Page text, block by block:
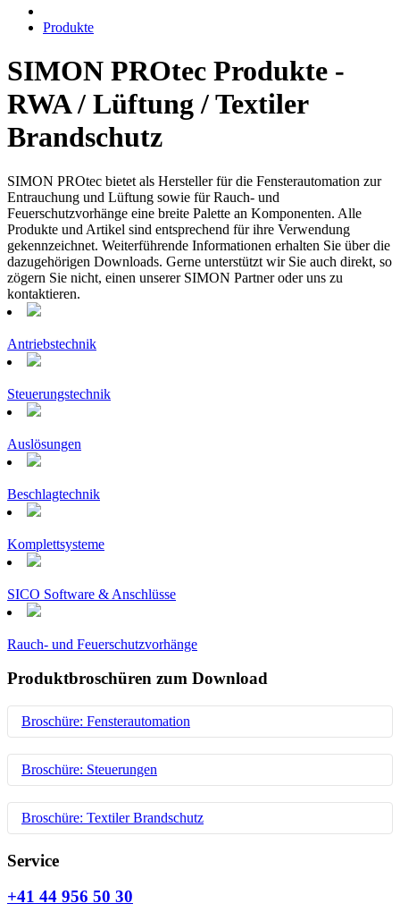
Produkte
SIMON PROtec Produkte -
RWA / Lüftung / Textiler
Brandschutz
SIMON PROtec bietet als Hersteller für die Fensterautomation zur
Entrauchung und Lüftung sowie für Rauch- und
Feuerschutzvorhänge eine breite Palette an Komponenten. Alle
Produkte und Artikel sind entsprechend für ihre Verwendung
gekennzeichnet. Weiterführende Informationen erhalten Sie über die
dazugehörigen Downloads. Gerne unterstützt wir Sie auch direkt, so
zögern Sie nicht, einen unserer SIMON Partner oder uns zu
kontaktieren.
Antriebstechnik
Steuerungstechnik
Auslösungen
Beschlagtechnik
Komplettsysteme
SICO Software & Anschlüsse
Rauch- und Feuerschutzvorhänge
Produktbroschüren zum Download
Broschüre: Fensterautomation
Erfahren Sie auf nur wenigen Seiten den vollen Überblick über
die Antriebs- und Beschlagtechnik der SIMON PROtec. Pro
Produkt gibt es eine genaue Darstellung über die Einsatz- und
Leistungsfähigkeit der jeweiligen Varianten. Drucken Sie sich
die passenden Seiten aus oder fordern Sie ein Printexemplar bei
uns an.
Download: Fensterautomation (PDF)
Broschüre: Steuerungen
Steuerungstechnik für RWA Rauchabzug und Kontrollierte
Natürliche Lüftung. Neben den Steuerungen als Zentraleinheit
ist auch ein Überblick über die verschiedenen Eingabegeräte
z.B. Handansteuereinrichtung, Rauchmelder, Lüftertaster
vorhanden.
Download: Steuerungstechnik (PDF)
Broschüre: Textiler Brandschutz
Rauch- und Feuerschutzvorhänge - Überblick über die
verschiedenen Produkte und Klassifizierungen. Erfahren Sie
mehr über die Einsatzmöglichkeiten des Textilen
Brandschutzes.
Service
+41 44 956 50 30